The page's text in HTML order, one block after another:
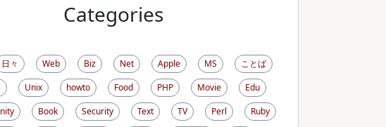
Categories
日々 Web Biz Net Apple MS
ことば
Unix howto Food PHP Movie
Edu
Book Security Text TV Perl
Ruby